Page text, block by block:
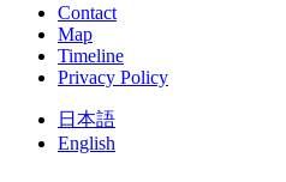
Contact
Map
Timeline
Privacy Policy
日本語
English